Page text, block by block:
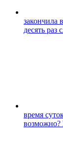
закончила
десять раз
время
возможно?